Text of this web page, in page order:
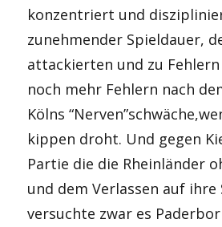
konzentriert und
zunehmender Spieldauer,
attackierten und zu Fehlern
noch mehr Fehlern nach
Kölns
kippen droht. Und gegen
Partie die die Rheinländer
und dem Verlassen auf ihre
versuchte zwar es